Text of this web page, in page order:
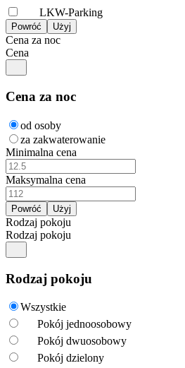
LKW-Parking
Cena za noc
Cena
Cena za noc
od osoby
za zakwaterowanie
Minimalna cena
Maksymalna cena
Rodzaj pokoju
Rodzaj pokoju
Rodzaj pokoju
Wszystkie
Pokój jednoosobowy
Pokój dwuosobowy
Pokój dzielony